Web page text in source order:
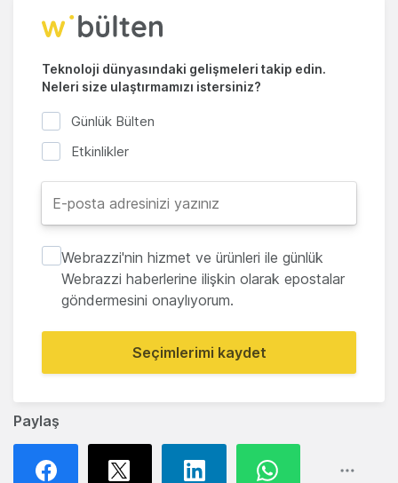
Paylaş
Teknoloji dünyasındaki gelişmeleri takip edin.
Neleri size ulaştırmamızı istersiniz?
Günlük Bülten
Etkinlikler
Webrazzi'nin hizmet ve ürünleri ile günlük
Webrazzi haberlerine ilişkin olarak epostalar
göndermesini onaylıyorum.
Seçimlerimi kaydet